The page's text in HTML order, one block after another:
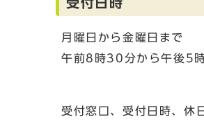
月曜日から金曜日まで
午前8時30分から午後5
受付窓口、受付日時、休